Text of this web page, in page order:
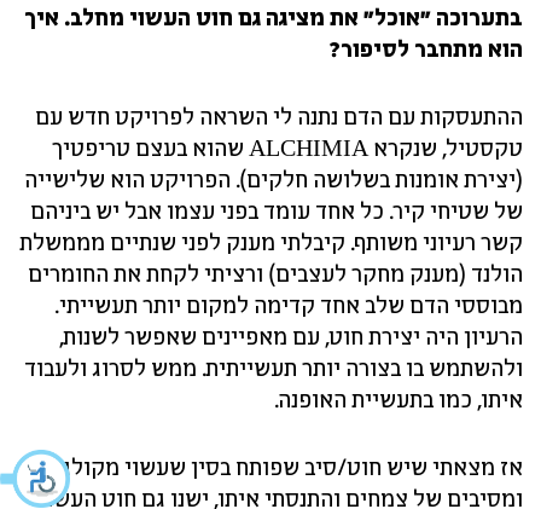
בתערוכה "אוכל" את מציגה גם חוט העשוי מחלב. איך
הוא מתחבר לסיפור?
ההתעסקות עם הדם נתנה לי השראה לפרויקט חדש עם
טקסטיל, שנקרא ALCHIMIA שהוא בעצם טריפטיך
(יצירת אומנות בשלושה חלקים). הפרויקט הוא שלישייה
של שטיחי קיר. כל אחד עומד בפני עצמו אבל יש ביניהם
קשר רעיוני משותף. קיבלתי מענק לפני שנתיים מממשלת
הולנד (מענק מחקר לעצבים) ורציתי לקחת את החומרים
מבוססי הדם שלב אחד קדימה למקום יותר תעשייתי.
הרעיון היה יצירת חוט, עם מאפיינים שאפשר לשנות,
ולהשתמש בו בצורה יותר תעשייתית. ממש לסרוג ולעבוד
איתו, כמו בתעשיית האופנה.
אז מצאתי שיש חוט/סיב שפותח בסין שעשוי מקולגן
ומסיבים של צמחים והתנסתי איתו, ישנו גם חוט העשוי